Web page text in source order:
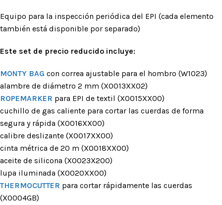
Equipo para la inspección periódica del EPI (cada elemento
también está disponible por separado)
Este set de precio reducido incluye:
MONTY BAG con correa ajustable para el hombro (W1023)
alambre de diámetro 2 mm (X0013XX02)
ROPEMARKER para EPI de textil (X0015XX00)
cuchillo de gas caliente para cortar las cuerdas de forma
segura y rápida (X0016XX00)
calibre deslizante (X0017XX00)
cinta métrica de 20 m (X0018XX00)
aceite de silicona (X0023X200)
lupa iluminada (X0020XX00)
THERMOCUTTER para cortar rápidamente las cuerdas
(X0004GB)